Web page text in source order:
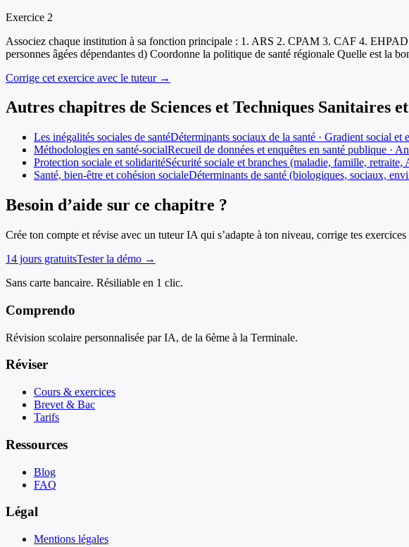
Exercice 2
Associez chaque institution à sa fonction principale : 1. ARS 2. CPAM 3. CAF 4. EHPAD
personnes âgées dépendantes d) Coordonne la politique de santé régionale Quelle est la
Corrige cet exercice avec le tuteur →
Autres chapitres de Sciences et Techniques Sanitaires
Les inégalités sociales de santéDéterminants sociaux de la santé · Gradient social et
Méthodologies en santé-socialRecueil de données et enquêtes en santé publique ·
Protection sociale et solidaritéSécurité sociale et branches (maladie, famille,
Santé, bien-être et cohésion socialeDéterminants de santé (biologiques, sociaux,
Besoin d’aide sur ce chapitre ?
Crée ton compte et révise avec un tuteur IA qui s’adapte à ton niveau, corrige tes exercices
14 jours gratuitsTester la démo →
Sans carte bancaire. Résiliable en 1 clic.
Comprendo
Révision scolaire personnalisée par IA, de la 6ème à la Terminale.
Réviser
Cours & exercices
Brevet & Bac
Tarifs
Ressources
Blog
FAQ
Légal
Mentions légales